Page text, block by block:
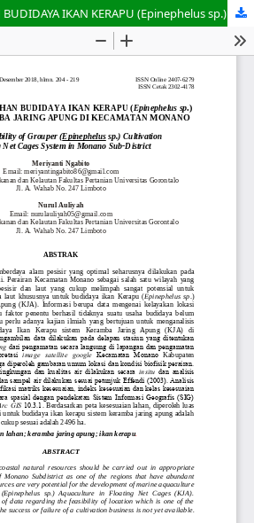
KESESUAIAN LAHAN BUDIDAYA IKAN KERAPU (Epinephelus sp.) SISTEM KERAMBA JARING APUNG DI KECAMATAN MONANO